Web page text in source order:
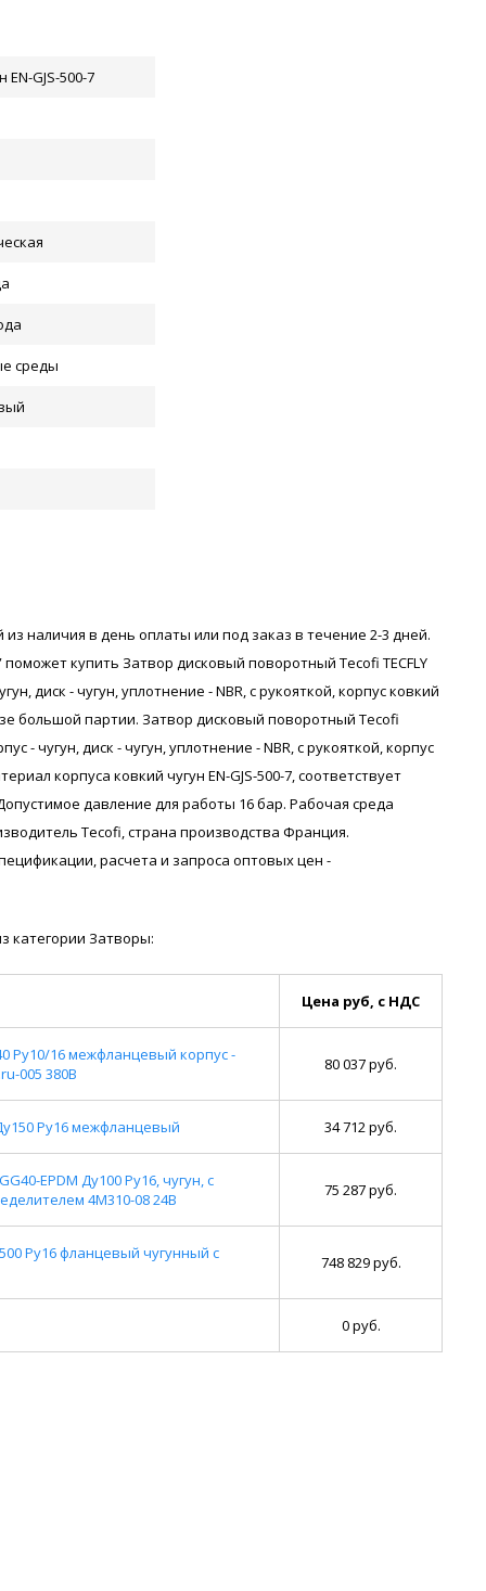
EN-GJS-500-7
среды
наличия в день оплаты или под заказ в течение 2-3 дней.
купить Затвор дисковый поворотный Tecofi TECFLY
диск - чугун, уплотнение - NBR, с рукояткой, корпус ковкий
большой партии. Затвор дисковый поворотный Tecofi
- чугун, диск - чугун, уплотнение - NBR, с рукояткой, корпус
корпуса ковкий чугун EN-GJS-500-7, соответствует
давление для работы 16 бар. Рабочая среда
Tecofi, страна производства Франция.
расчета и запроса оптовых цен -
категории Затворы:
Цена руб, с НДС
Ру10/16 межфланцевый корпус -
005 380В
80 037 руб.
Ру16 межфланцевый 34 712 руб.
EPDM Ду100 Ру16, чугун, с
4M310-08 24В
75 287 руб.
Ру16 фланцевый чугунный с
748 829 руб.
0 руб.